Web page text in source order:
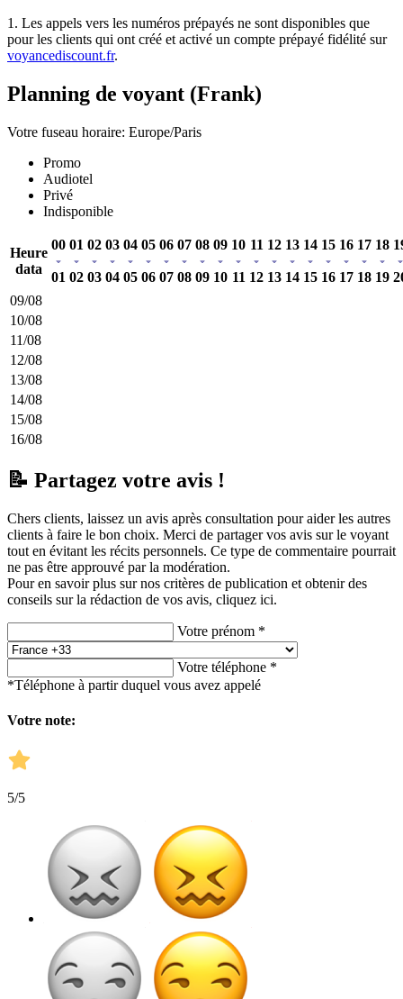
1. Les appels vers les numéros prépayés ne sont disponibles que
pour les clients qui ont créé et activé un compte prépayé fidélité sur
voyancediscount.fr.
Planning de voyant (Frank)
Votre fuseau horaire: Europe/Paris
Promo
Audiotel
Privé
Indisponible
Heure
data
00
01
01
02
02
03
03
04
04
05
05
06
06
07
07
08
08
09
09
10
10
11
11
12
12
13
13
14
14
15
15
16
16
17
17
18
18
19
09/08
10/08
11/08
12/08
13/08
14/08
15/08
16/08
📝 Partagez votre avis !
Chers clients, laissez un avis après consultation pour aider les autres
clients à faire le bon choix. Merci de partager vos avis sur le voyant
tout en évitant les récits personnels. Ce type de commentaire pourrait
ne pas être approuvé par la modération.
Pour en savoir plus sur nos critères de publication et obtenir des
conseils sur la rédaction de vos avis, cliquez ici.
Votre prénom *
Votre téléphone *
*Téléphone à partir duquel vous avez appelé
Votre note:
5/5